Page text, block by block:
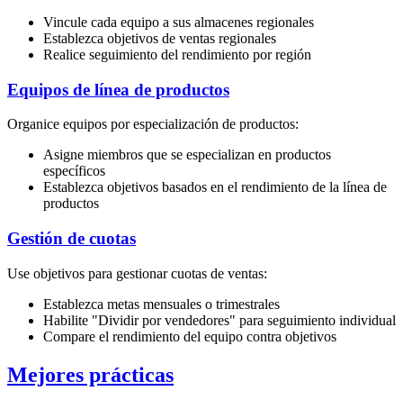
Vincule cada equipo a sus almacenes regionales
Establezca objetivos de ventas regionales
Realice seguimiento del rendimiento por región
Equipos de línea de productos
Organice equipos por especialización de productos:
Asigne miembros que se especializan en productos
específicos
Establezca objetivos basados en el rendimiento de la línea de
productos
Gestión de cuotas
Use objetivos para gestionar cuotas de ventas:
Establezca metas mensuales o trimestrales
Habilite "Dividir por vendedores" para seguimiento individual
Compare el rendimiento del equipo contra objetivos
Mejores prácticas